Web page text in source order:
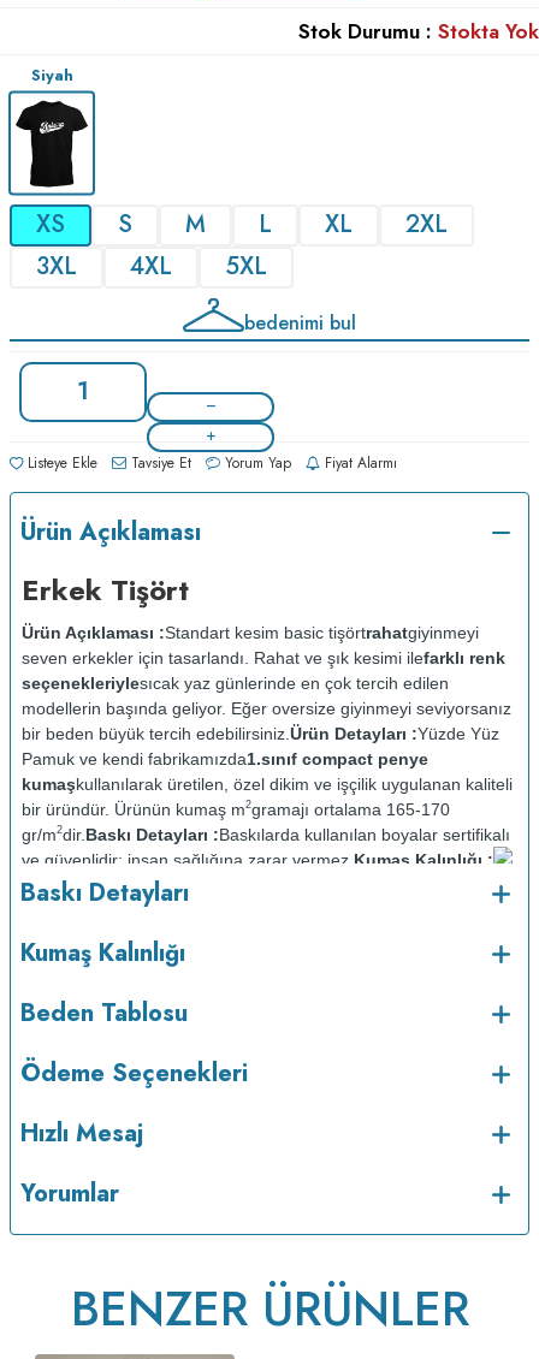
Stok Durumu : Stokta Yok
Siyah
XS S M L XL
2XL
3XL
4XL 5XL
bedenimi bul
Listeye Ekle Tavsiye Et Yorum Yap Fiyat Alarmı
Ürün Açıklaması
Erkek Tişört
Ürün Açıklaması :Standart kesim basic tişörtrahatgiyinmeyi
seven erkekler için tasarlandı. Rahat ve şık kesimi ilefarklı renk
seçenekleriylesıcak yaz günlerinde en çok tercih edilen
modellerin başında geliyor. Eğer oversize giyinmeyi seviyorsanız
bir beden büyük tercih edebilirsiniz. Ürün Detayları :Yüzde Yüz
Pamuk ve kendi fabrikamızda1.sınıf compact penye
kumaşkullanılarak üretilen, özel dikim ve işçilik uygulanan kaliteli
bir üründür. Ürünün kumaş m2gramajı ortalama 165-170
gr/m2dir. Baskı Detayları :Baskılarda kullanılan boyalar sertifikalı
ve güvenlidir; insan sağlığına zarar vermez. Kumaş Kalınlığı :
Bakım : Kısa programda maksimum 30
Kuru temizleme yapılmaz.
Baskı Detayları
Kumaş Kalınlığı
Beden Tablosu
Ödeme Seçenekleri
Hızlı Mesaj
Yorumlar
BENZER ÜRÜNLER